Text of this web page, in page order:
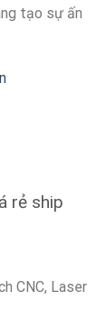
tạo sự ấn
rẻ ship
CNC, Laser